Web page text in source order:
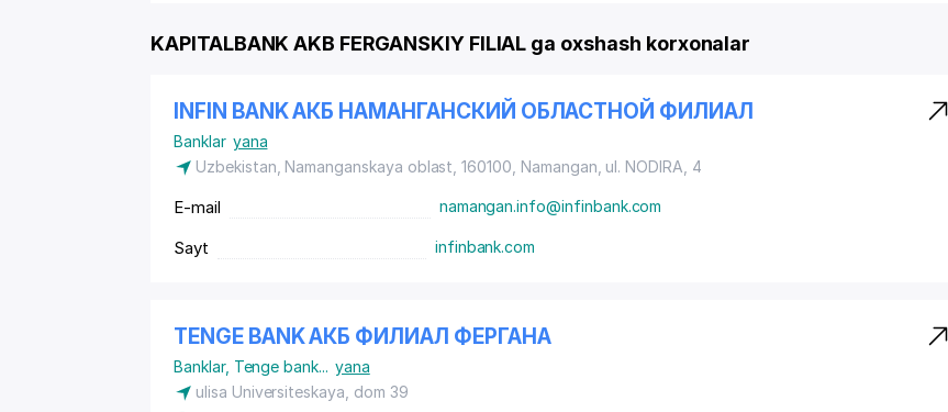
KAPITALBANK AKB FERGANSKIY FILIAL ga oxshash korxonalar
INFIN BANK АКБ НАМАНГАНСКИЙ ОБЛАСТНОЙ ФИЛИАЛ
Banklar yana
Uzbekistan, Namanganskaya oblast, 160100, Namangan, ul. NODIRA , 4
E-mail namangan.info@infinbank.com
Sayt infinbank.com
TENGE BANK АКБ ФИЛИАЛ ФЕРГАНА
Banklar, Tenge bank... yana
ulisa Universiteskaya, dom 39